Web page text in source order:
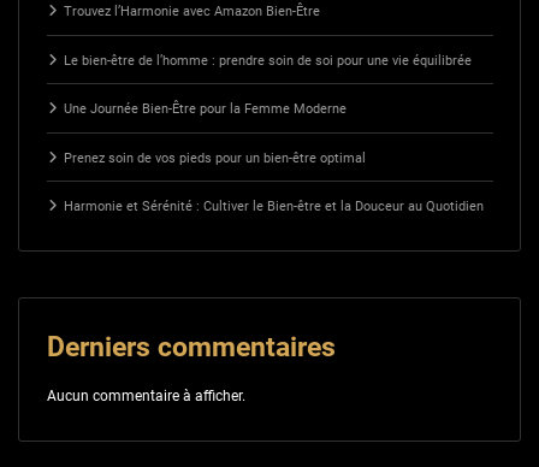
Trouvez l’Harmonie avec Amazon Bien-Être
Le bien-être de l’homme : prendre soin de soi pour une vie équilibrée
Une Journée Bien-Être pour la Femme Moderne
Prenez soin de vos pieds pour un bien-être optimal
Harmonie et Sérénité : Cultiver le Bien-être et la Douceur au Quotidien
Derniers commentaires
Aucun commentaire à afficher.